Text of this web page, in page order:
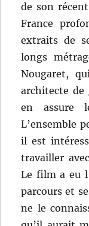
de son
France
extraits de
longs
Nougaret,
architecte de
en assure
L’ensemble
il est
travailler
Le film a eu
parcours et
ne le